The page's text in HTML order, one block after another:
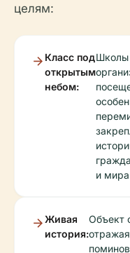
целям:
Класс под
открытым
небом:
Школы
и
Живая
история:
Объект